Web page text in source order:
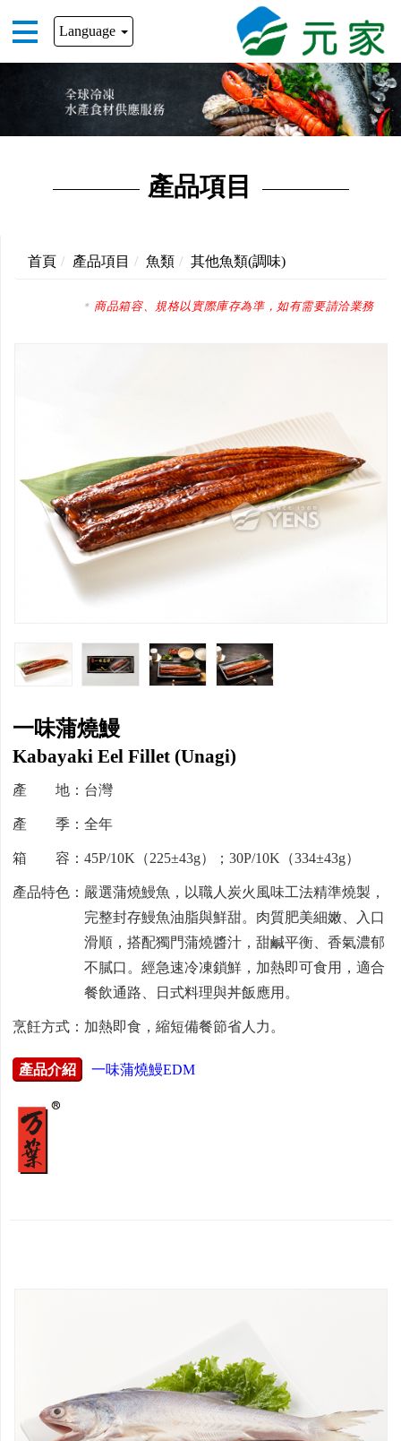
Language
產品項目
首頁 產品項目 魚類 其他魚類(調味)
商品箱容、規格以實際庫存為準，如有需要請洽業務
一味蒲燒鰻
Kabayaki Eel Fillet (Unagi)
產 地：台灣
產 季：全年
箱 容：45P/10K（225±43g）；30P/10K（334±43g）
產品特色：嚴選蒲燒鰻魚，以職人炭火風味工法精準燒製，
完整封存鰻魚油脂與鮮甜。肉質肥美細嫩、入口
滑順，搭配獨門蒲燒醬汁，甜鹹平衡、香氣濃郁
不膩口。經急速冷凍鎖鮮，加熱即可食用，適合
餐飲通路、日式料理與丼飯應用。
烹飪方式：加熱即食，縮短備餐節省人力。
產品介紹 一味蒲燒鰻EDM